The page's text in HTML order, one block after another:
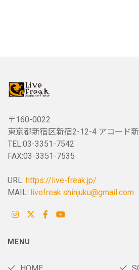
〒160-0022
東京都新宿区新宿2-12-4 アコード
TEL:03-3351-7542
FAX:03-3351-7535
URL: https://live-freak.jp/
MAIL: livefreak.shinjuku@gmail.com
MENU